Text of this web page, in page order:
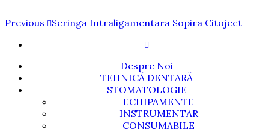
Navigare
articole
Previous
Previous Seringa Intraligamentara Sopira Citoject
Despre Noi
TEHNICĂ DENTARĂ
STOMATOLOGIE
ECHIPAMENTE
INSTRUMENTAR
CONSUMABILE